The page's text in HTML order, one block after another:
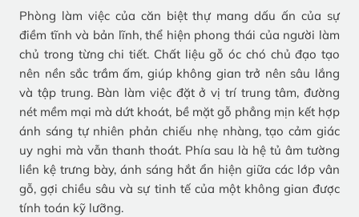
Phòng làm việc của căn biệt thự mang dấu ấn của sự
điềm tĩnh và bản lĩnh, thể hiện phong thái của người làm
chủ trong từng chi tiết. Chất liệu gỗ óc chó chủ đạo tạo
nên nền sắc trầm ấm, giúp không gian trở nên sâu lắng
và tập trung. Bàn làm việc đặt ở vị trí trung tâm, đường
nét mềm mại mà dứt khoát, bề mặt gỗ phẳng mịn kết hợp
ánh sáng tự nhiên phản chiếu nhẹ nhàng, tạo cảm giác
uy nghi mà vẫn thanh thoát. Phía sau là hệ tủ âm tường
liền kệ trưng bày, ánh sáng hắt ẩn hiện giữa các lớp vân
gỗ, gợi chiều sâu và sự tinh tế của một không gian được
tính toán kỹ lưỡng.